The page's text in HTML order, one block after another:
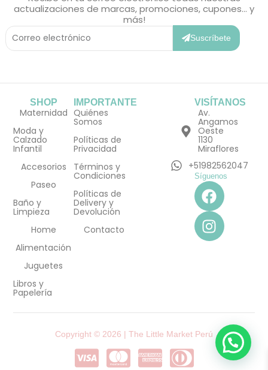
actualizaciones de marcas, promociones, cupones... y
más!
Correo
Electrónico
Suscríbete
SHOP
Maternidad
Moda y
Calzado
Infantil
Accesorios
Paseo
Baño y
Limpieza
Home
Alimentación
Juguetes
Libros y
Papelería
IMPORTANTE
Quiénes
Somos
Políticas de
Privacidad
Términos y
Condiciones
Políticas de
Delivery y
Devolución
Contacto
VISÍTANOS
Av.
Angamos
Oeste
1130
Miraflores
+51982562047
Síguenos
F
a
c
e
b
I
n
s
t
a
m
Copyright © 2026 | The Little Market Perú
C C C C